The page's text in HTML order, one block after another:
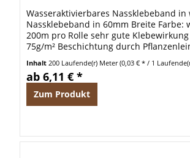
Wasseraktivierbares Nassklebeband in
Nassklebeband in 60mm Breite Farbe:
200m pro Rolle sehr gute
75g/m² Beschichtung durch
Inhalt200 Laufende(r) Meter(0,03 € * / 1
ab 6,11 € *
Zum Produkt